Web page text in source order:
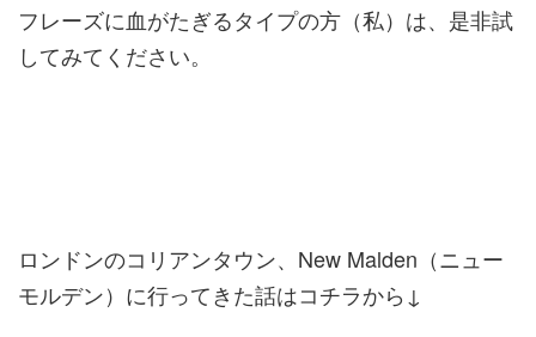
フレーズに血がたぎるタイプの方（私）は、是非試
してみてください。
ロンドンのコリアンタウン、New Malden（ニュー
モルデン）に行ってきた話はコチラから↓